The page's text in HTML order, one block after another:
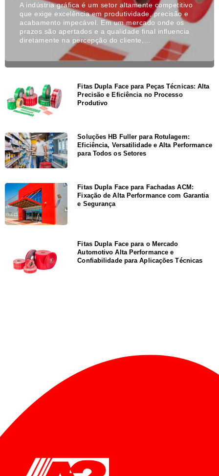
A indústria gráfica é um setor altamente competitivo
que exige excelência em produtividade, precisão e
acabamento impecável. Em um mercado onde os
prazos são apertados e a qualidade final influencia
diretamente na percepção do cliente,…
Fitas Dupla Face para Peças Técnicas: Alta
Precisão e Eficiência no Processo
Produtivo
Soluções HB Fuller para Rotulagem:
Eficiência, Versatilidade e Alta Performance
para Todos os Setores
Fitas Dupla Face para Fachadas ACM:
Fixação de Alta Performance com Garantia
e Segurança
Fitas Dupla Face para o Mercado
Automotivo Alta Performance e
Confiabilidade para Aplicações Técnicas